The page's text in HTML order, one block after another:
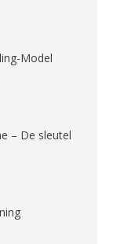
Model
– De sleutel